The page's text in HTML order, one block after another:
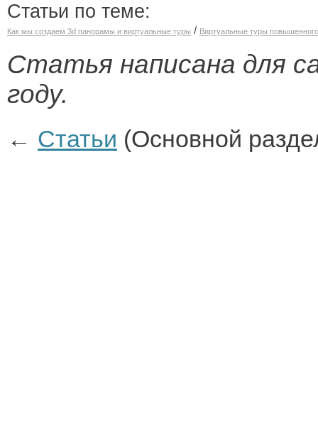
Статьи по теме:
Как мы создаем 3d панорамы и виртуальные туры / Виртуальные туры
Статья написана для
году.
← Статьи (Основной